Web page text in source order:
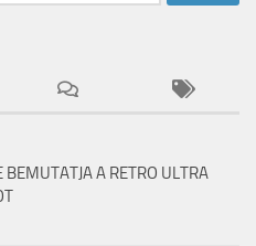
A RETRO ULTRA